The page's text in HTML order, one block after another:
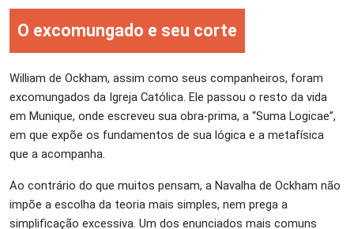
O excomungado e seu corte
William de Ockham, assim como seus companheiros, foram
excomungados da Igreja Católica. Ele passou o resto da vida
em Munique, onde escreveu sua obra-prima, a “Suma Logicae”,
em que expõe os fundamentos de sua lógica e a metafísica
que a acompanha.
Ao contrário do que muitos pensam, a Navalha de Ockham não
impõe a escolha da teoria mais simples, nem prega a
simplificação excessiva. Um dos enunciados mais comuns